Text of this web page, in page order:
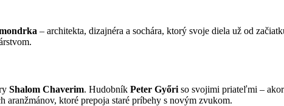
– architekta, dizajnéra a sochára, ktorý svoje diela už od
Shalom Chaverim. Hudobník Peter Győri so svojimi priateľmi –
ktoré prepoja staré príbehy s novým zvukom.